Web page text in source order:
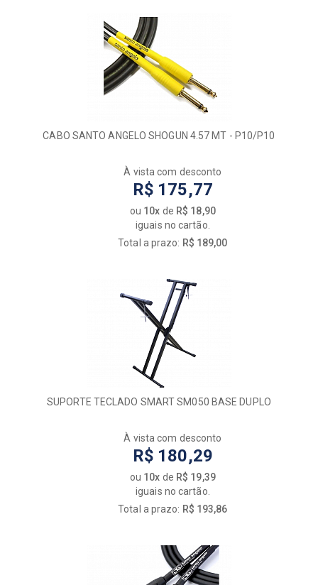
CABO SANTO ANGELO SHOGUN 4.57 MT - P10/P10
À vista com desconto
R$ 175,77
ou 10x de R$ 18,90
iguais no cartão.
Total a prazo: R$ 189,00
SUPORTE TECLADO SMART SM050 BASE DUPLO
À vista com desconto
R$ 180,29
ou 10x de R$ 19,39
iguais no cartão.
Total a prazo: R$ 193,86